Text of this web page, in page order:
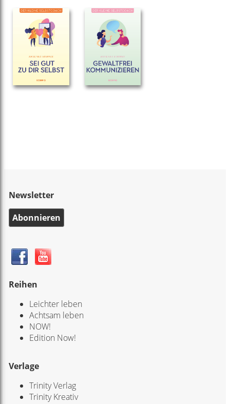
Newsletter
Abonnieren
Reihen
Leichter leben
Achtsam leben
NOW!
Edition Now!
Verlage
Trinity Verlag
Trinity Kreativ